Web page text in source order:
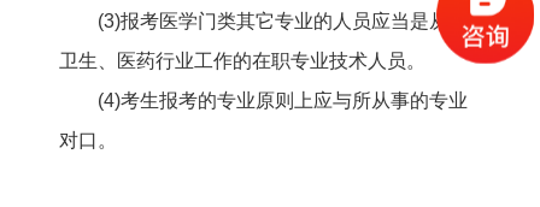
(3)报考医学门类其它专业的人员应当是从事
卫生、医药行业工作的在职专业技术人员。
(4)考生报考的专业原则上应与所从事的专业
对口。